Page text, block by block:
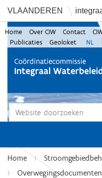
VLAANDEREN
Zoek
Home Over CIW Contact
Publicaties
Geoloket NL
Home
Overwegingsdocumenten